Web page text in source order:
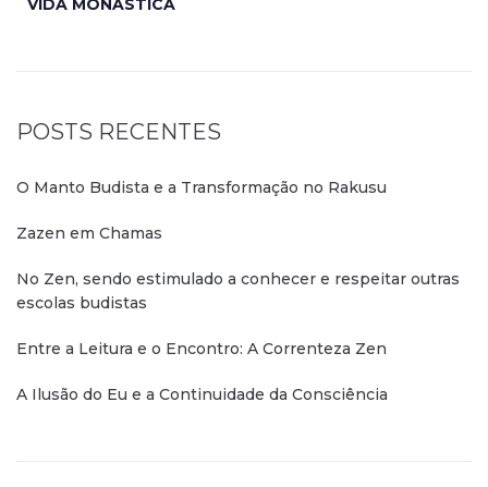
VIDA MONÁSTICA
POSTS RECENTES
O Manto Budista e a Transformação no Rakusu
Zazen em Chamas
No Zen, sendo estimulado a conhecer e respeitar outras
escolas budistas
Entre a Leitura e o Encontro: A Correnteza Zen
A Ilusão do Eu e a Continuidade da Consciência